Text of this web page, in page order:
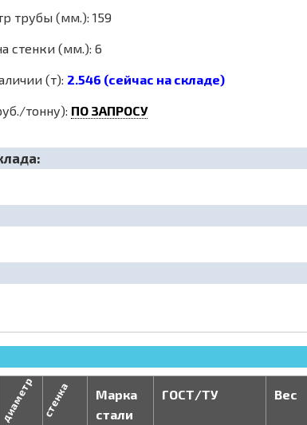
трубы (мм.): 159
стенки (мм.): 6
(т): 2.546 (сейчас на складе)
тонну): ПО ЗАПРОСУ
диаметр стенка
Марка
стали
ГОСТ/ТУ Вес